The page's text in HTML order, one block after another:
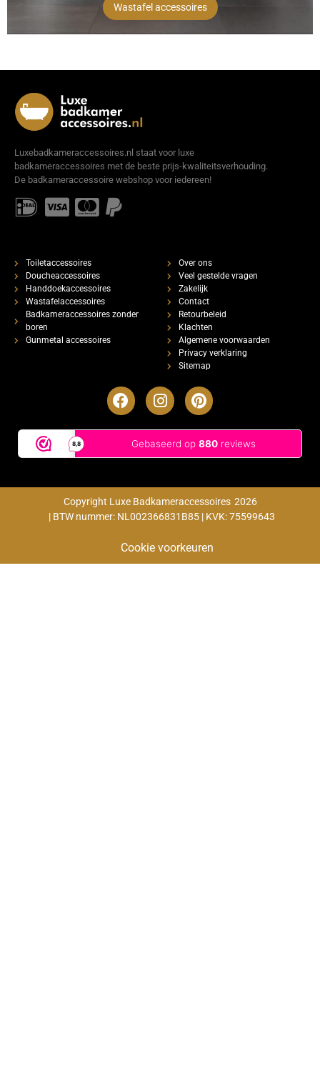
Wastafel accessoires
Luxebadkameraccessoires.nl staat voor luxe
badkameraccessoires met de beste prijs-kwaliteitsverhouding.
De badkameraccessoire webshop voor iedereen!
Toiletaccessoires
Doucheaccessoires
Handdoekaccessoires
Wastafelaccessoires
Badkameraccessoires zonder
boren
Gunmetal accessoires
Over ons
Veel gestelde vragen
Zakelijk
Contact
Retourbeleid
Klachten
Algemene voorwaarden
Privacy verklaring
Sitemap
Copyright Luxe Badkameraccessoires 2026
| BTW nummer: NL002366831B85 | KVK: 75599643
Cookie voorkeuren